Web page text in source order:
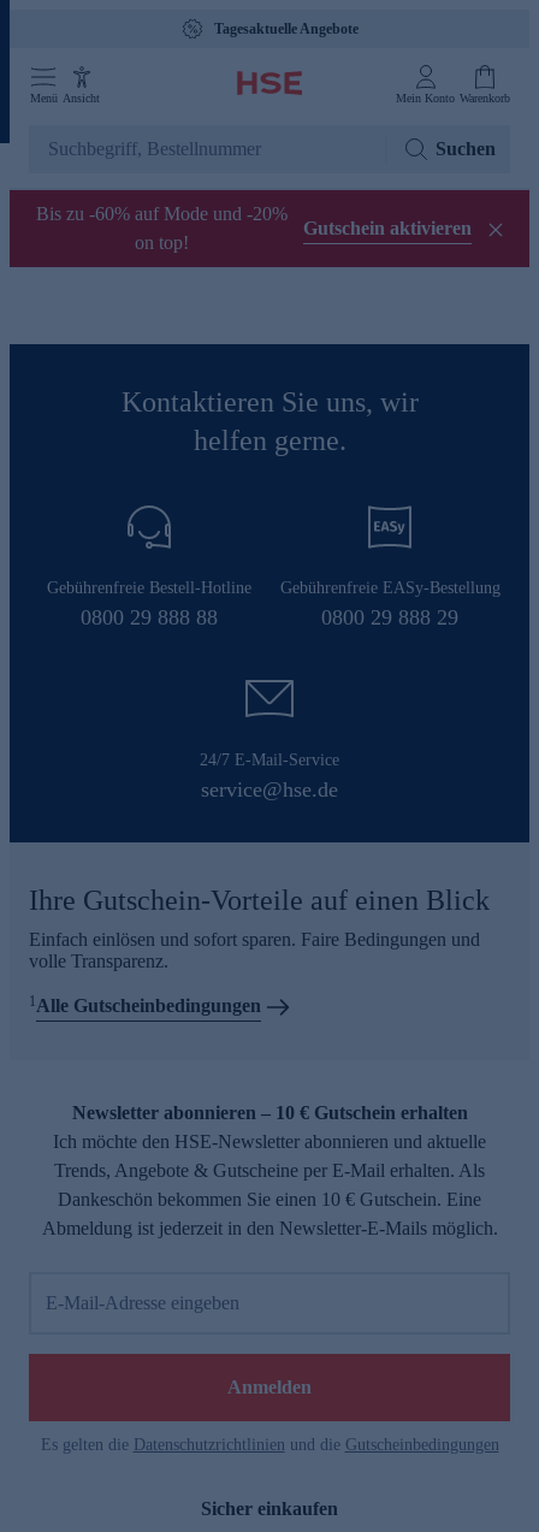
Tagesaktuelle Angebote
Menü Ansicht Mein Konto Warenkorb
Suchen
Bis zu -60% auf Mode und -20%
on top!
Gutschein aktivieren
Kontaktieren Sie uns, wir
helfen gerne.
Gebührenfreie Bestell-Hotline
0800 29 888 88
Gebührenfreie EASy-Bestellung
0800 29 888 29
24/7 E-Mail-Service
service@hse.de
Ihre Gutschein-Vorteile auf einen Blick
Einfach einlösen und sofort sparen. Faire Bedingungen und
volle Transparenz.
1Alle Gutscheinbedingungen
Newsletter abonnieren – 10 € Gutschein erhalten
Ich möchte den HSE-Newsletter abonnieren und aktuelle
Trends, Angebote & Gutscheine per E-Mail erhalten. Als
Dankeschön bekommen Sie einen 10 € Gutschein. Eine
Abmeldung ist jederzeit in den Newsletter-E-Mails möglich.
E-Mail-Adresse eingeben
Anmelden
Es gelten die Datenschutzrichtlinien und die Gutscheinbedingungen
Sicher einkaufen